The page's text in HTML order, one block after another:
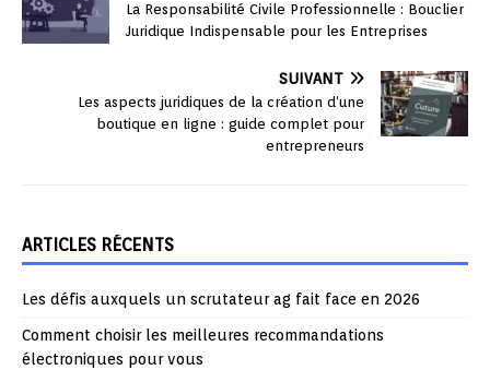
La Responsabilité Civile Professionnelle : Bouclier
Juridique Indispensable pour les Entreprises
SUIVANT
Les aspects juridiques de la création d’une
boutique en ligne : guide complet pour
entrepreneurs
ARTICLES RÉCENTS
Les défis auxquels un scrutateur ag fait face en 2026
Comment choisir les meilleures recommandations
électroniques pour vous